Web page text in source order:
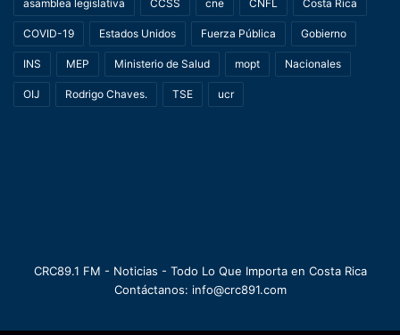
asamblea legislativa CCSS cne CNFL Costa Rica
COVID-19 Estados Unidos Fuerza Pública Gobierno
INS MEP Ministerio de Salud mopt Nacionales
OIJ Rodrigo Chaves. TSE ucr
CRC89.1 FM - Noticias - Todo Lo Que Importa en Costa Rica
Contáctanos: info@crc891.com